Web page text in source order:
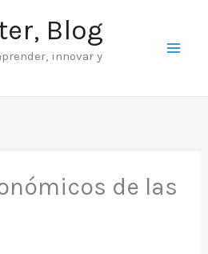
Blog
innovar y
de las